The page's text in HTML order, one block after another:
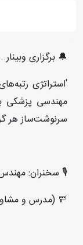
🔔 برگزاری
'استراتژی
مهندسی پزشکی
سرنوشت‌ساز هر
🎙 سخنران:
🚥 (مدرس و